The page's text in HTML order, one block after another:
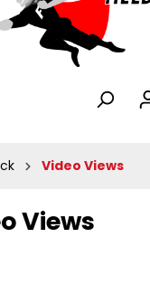
Video Views
Views